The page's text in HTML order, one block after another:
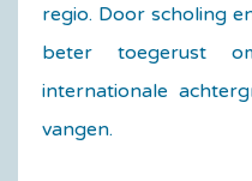
regio. Door scholing
beter toegerust
internationale
vangen.